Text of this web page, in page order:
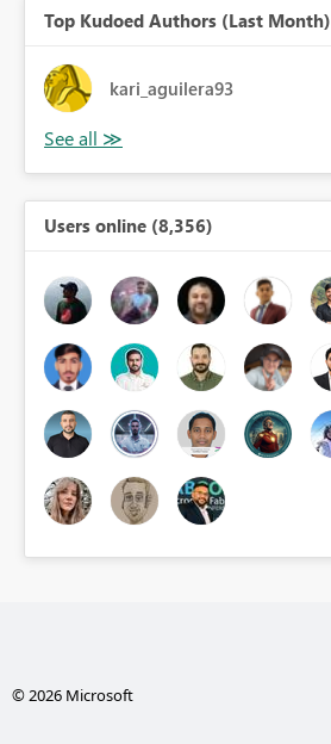
Top Kudoed Authors (Last Month)
kari_aguilera93
Users online (8,356)
© 2026 Microsoft